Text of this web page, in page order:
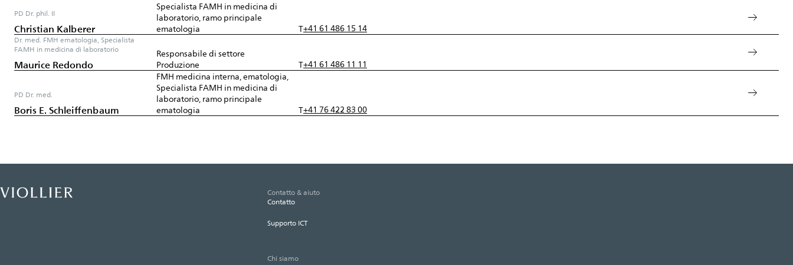
PD Dr. phil. II
Christian Kalberer
Specialista FAMH in medicina di
laboratorio, ramo principale
ematologia
T+41 61 486 15 14
Dr. med. FMH ematologia, Specialista
FAMH in medicina di laboratorio
Maurice Redondo
Responsabile di settore
Produzione
T+41 61 486 11 11
PD Dr. med.
Boris E. Schleiffenbaum
FMH medicina interna, ematologia,
Specialista FAMH in medicina di
laboratorio, ramo principale
ematologia
T+41 76 422 83 00
Contatto & aiuto
Contatto
Supporto ICT
Chi siamo